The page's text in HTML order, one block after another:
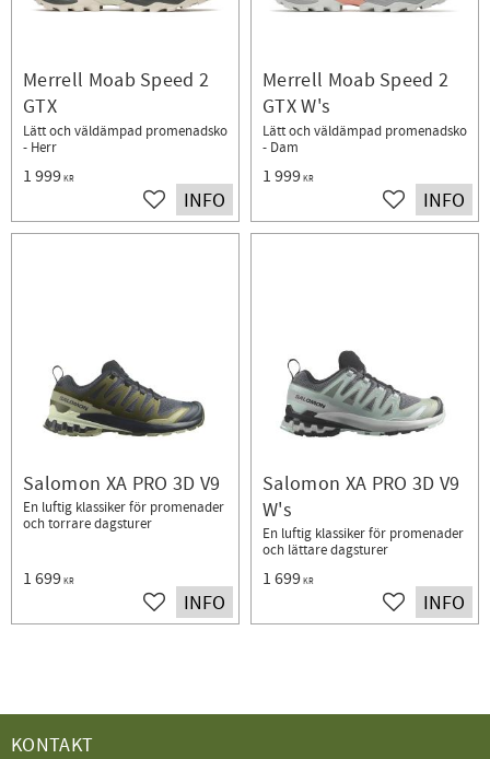
Merrell Moab Speed 2
GTX
Lätt och väldämpad promenadsko
- Herr
1 999KR
Lägg till i favoriter
INFO
Merrell Moab Speed 2
GTX W's
Lätt och väldämpad promenadsko
- Dam
1 999KR
Lägg till i
INFO
Salomon XA PRO 3D V9
En luftig klassiker för promenader
och torrare dagsturer
1 699KR
Lägg till i favoriter
INFO
Salomon XA PRO 3D V9
W's
En luftig klassiker för promenader
och lättare dagsturer
1 699KR
Lägg till i
INFO
KONTAKT